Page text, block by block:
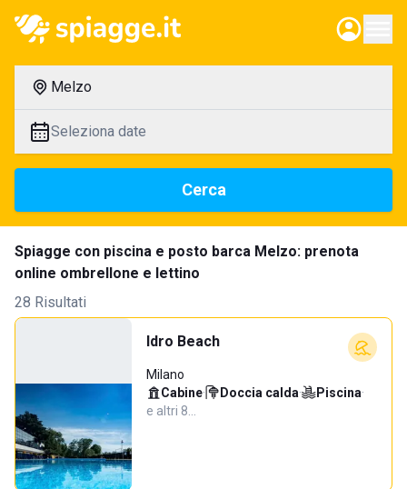
Melzo
Seleziona date
Cerca
Spiagge con piscina e posto barca Melzo: prenota
online ombrellone e lettino
28 Risultati
Idro Beach
Milano
Cabine· Doccia calda· Piscina·
e altri 8…